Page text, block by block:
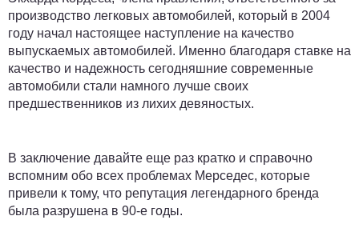
производство легковых автомобилей, который в 2004
году начал настоящее наступление на качество
выпускаемых автомобилей. Именно благодаря ставке на
качество и надежность сегодняшние современные
автомобили стали намного лучше своих
предшественников из лихих девяностых.
В заключение давайте еще раз кратко и справочно
вспомним обо всех проблемах Мерседес, которые
привели к тому, что репутация легендарного бренда
была разрушена в 90-е годы.